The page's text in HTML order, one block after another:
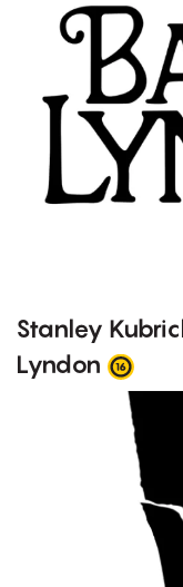
Stanley
Lyndon